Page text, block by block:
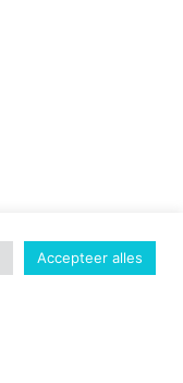
Accepteer alles